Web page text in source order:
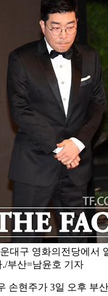
대구 영화의전당에서
부산=남윤호 기자
손현주가 3일 오후 부